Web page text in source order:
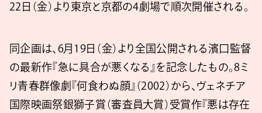
22日（金）より東京と京都の4劇場で順次開催される。
同企画は、6月19日（金）より全国公開される濱口監督
の最新作『急に具合が悪くなる』を記念したもの。8ミ
リ青春群像劇『何食わぬ顔』（2002）から、ヴェネチア
国際映画祭銀獅子賞（審査員大賞）受賞作『悪は存在